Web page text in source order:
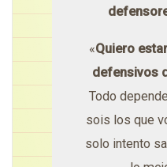
«Quiero
defensivos
Todo
sois los que
solo intento